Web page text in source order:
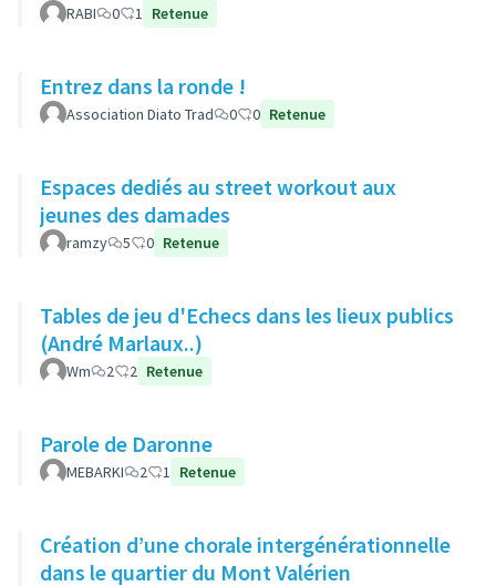
RABI 0 1 Retenue
Entrez dans la ronde !
Association Diato Trad 0 0 Retenue
Espaces dediés au street workout aux
jeunes des damades
ramzy 5 0 Retenue
Tables de jeu d'Echecs dans les lieux publics
(André Marlaux..)
Wm 2 2 Retenue
Parole de Daronne
MEBARKI 2 1 Retenue
Création d’une chorale intergénérationnelle
dans le quartier du Mont Valérien